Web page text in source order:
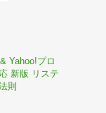
Yahoo!プロ
新版 リステ
則